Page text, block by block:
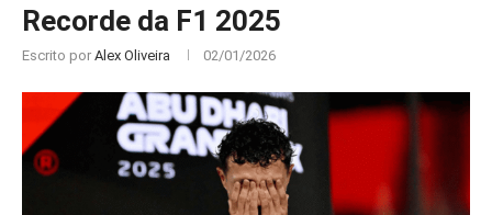
Recorde da F1 2025
Escrito por Alex Oliveira 02/01/2026